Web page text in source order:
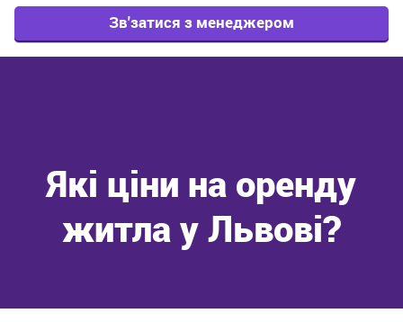
Зв'затися з менеджером
Які ціни на оренду
житла у Львові?